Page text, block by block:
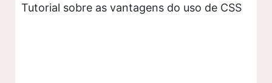
Tutorial sobre as vantagens do uso de CSS